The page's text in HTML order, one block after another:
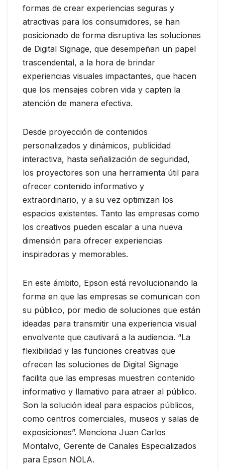
formas de crear experiencias seguras y
atractivas para los consumidores, se han
posicionado de forma disruptiva las soluciones
de Digital Signage, que desempeñan un papel
trascendental, a la hora de brindar
experiencias visuales impactantes, que hacen
que los mensajes cobren vida y capten la
atención de manera efectiva.
Desde proyección de contenidos
personalizados y dinámicos, publicidad
interactiva, hasta señalización de seguridad,
los proyectores son una herramienta útil para
ofrecer contenido informativo y
extraordinario, y a su vez optimizan los
espacios existentes. Tanto las empresas como
los creativos pueden escalar a una nueva
dimensión para ofrecer experiencias
inspiradoras y memorables.
En este ámbito, Epson está revolucionando la
forma en que las empresas se comunican con
su público, por medio de soluciones que están
ideadas para transmitir una experiencia visual
envolvente que cautivará a la audiencia. “La
flexibilidad y las funciones creativas que
ofrecen las soluciones de Digital Signage
facilita que las empresas muestren contenido
informativo y llamativo para atraer al público.
Son la solución ideal para espacios públicos,
como centros comerciales, museos y salas de
exposiciones”. Menciona Juan Carlos
Montalvo, Gerente de Canales Especializados
para Epson NOLA.